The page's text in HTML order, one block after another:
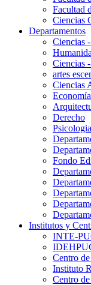
Facultad
Ciencias
Departamentos
Ciencias
Ciencias
artes
Ciencias
Economía
Derecho
Psicologia
Fondo
Institutos y
INTE-
Centro
Instituto
Centro